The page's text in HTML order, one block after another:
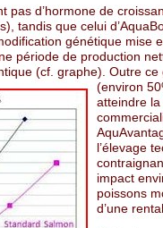
pas d’hormone de
tandis que celui
génétique mise
période de production
(cf. graphe). Outre ce
(environ
atteindre
l’élevage
impact
poissons
d’une